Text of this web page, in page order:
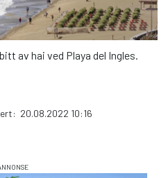
av hai ved Playa del Ingles.
20.08.2022 10:16